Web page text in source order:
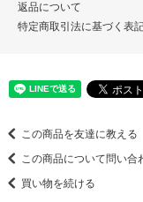
返品について
特定商取引法に基づく表
この商品を友達に教える
この商品について問い合
買い物を続ける